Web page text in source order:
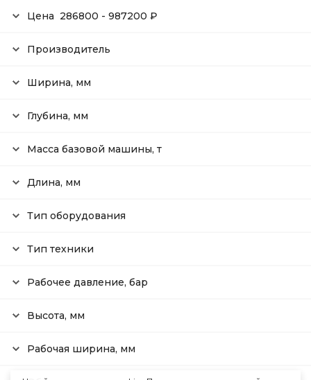
Цена 286800 - 987200 ₽
Производитель
Ширина, мм
Глубина, мм
Масса базовой машины, т
Длина, мм
Тип оборудования
Тип техники
Рабочее давление, бар
Высота, мм
Рабочая ширина, мм